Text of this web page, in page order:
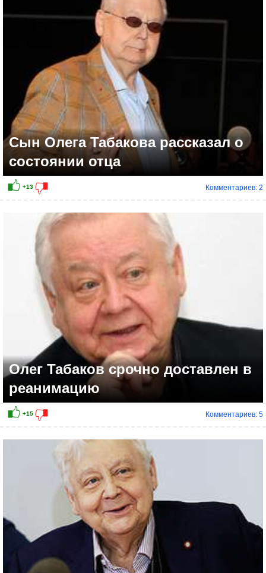
+5
Сын Олега Табакова рассказал о
состоянии отца
Комментариев: 2
Олег Табаков срочно доставлен в
реанимацию
Комментариев: 5